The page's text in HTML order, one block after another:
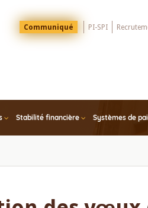
Menu
Top
Communiqué PI-SPI
Stabilité financière Systèmes de